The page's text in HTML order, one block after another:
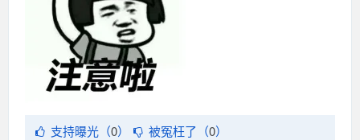
支持曝光（0） 被冤枉了（0）